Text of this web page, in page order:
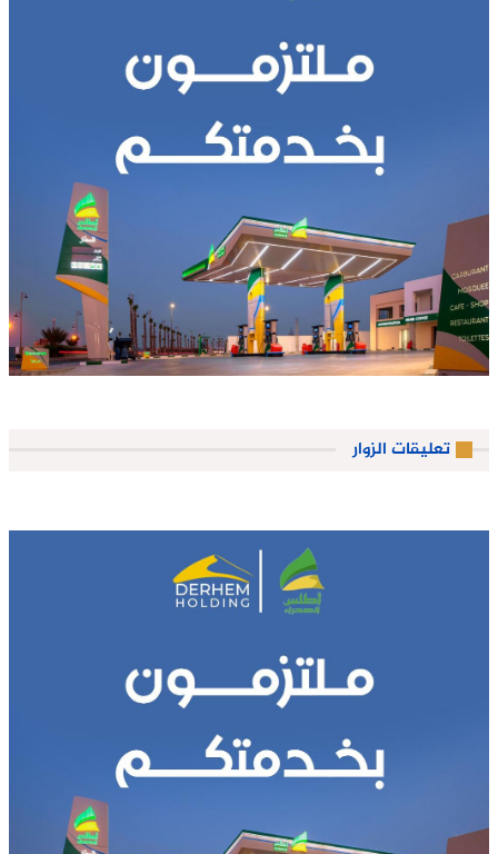
تعليقات الزوار